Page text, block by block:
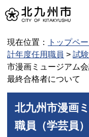
現在位置： トップペ
計年度任用職員 > 試
市漫画ミュージアム
最終合格者について
北九州市漫画
職員（学芸員